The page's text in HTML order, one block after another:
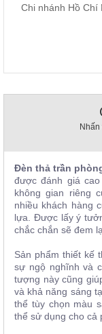
Cây
Thất
Nhà
Hàng
Thất
Hàng
Chi nhánh Hồ Chí
Nhấn
Đèn thả trần
được đánh giá
không gian riêng
nhiều khách hàng
lựa. Được lấy ý
chắc chắn sẽ đem
Sản phẩm thiết kế
sự ngộ nghĩnh và
tượng này cũng
và khả năng sáng
thể tùy chọn màu
thể sử dụng cho cả